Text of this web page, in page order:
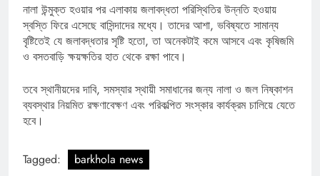
নালা উন্মুক্ত হওয়ার পর এলাকায় জলাবদ্ধতা পরিস্থিতির উন্নতি হওয়ায়
স্বস্তি ফিরে এসেছে বাসিন্দাদের মধ্যে। তাদের আশা, ভবিষ্যতে সামান্য
বৃষ্টিতেই যে জলাবদ্ধতার সৃষ্টি হতো, তা অনেকটাই কমে আসবে এবং কৃষিজমি
ও বসতবাড়ি ক্ষয়ক্ষতির হাত থেকে রক্ষা পাবে।
তবে স্থানীয়দের দাবি, সমস্যার স্থায়ী সমাধানের জন্য নালা ও জল নিষ্কাশন
ব্যবস্থার নিয়মিত রক্ষণাবেক্ষণ এবং পরিকল্পিত সংস্কার কার্যক্রম চালিয়ে যেতে
হবে।
Tagged: barkhola news